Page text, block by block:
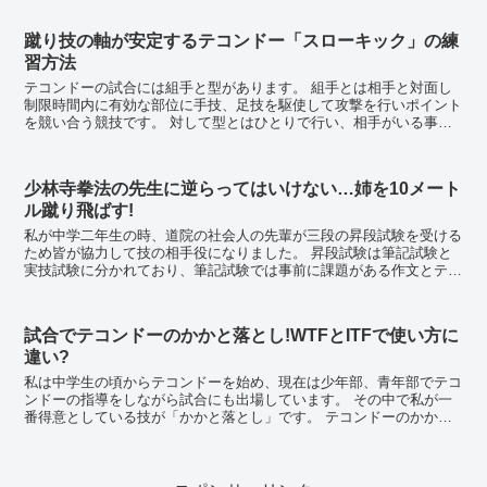
蹴り技の軸が安定するテコンドー「スローキック」の練
習方法
テコンドーの試合には組手と型があります。 組手とは相手と対面し
制限時間内に有効な部位に手技、足技を駆使して攻撃を行いポイント
を競い合う競技です。 対して型とはひとりで行い、相手がいる事を
少林寺拳法の先生に逆らってはいけない…姉を10メート
ル蹴り飛ばす!
私が中学二年生の時、道院の社会人の先輩が三段の昇段試験を受ける
ため皆が協力して技の相手役になりました。 昇段試験は筆記試験と
実技試験に分かれており、筆記試験では事前に課題がある作文とテス
試合でテコンドーのかかと落とし!WTFとITFで使い方に
違い?
私は中学生の頃からテコンドーを始め、現在は少年部、青年部でテコ
ンドーの指導をしながら試合にも出場しています。 その中で私が一
番得意としている技が「かかと落とし」です。 テコンドーのかかと